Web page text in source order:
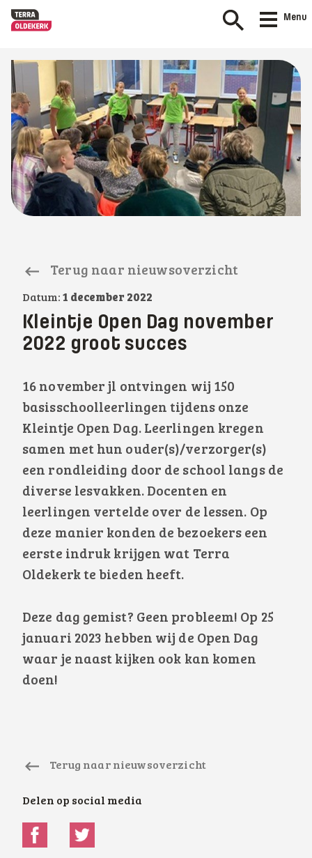
Menu
Terug naar nieuwsoverzicht
Datum: 1 december 2022
Kleintje Open Dag november
2022 groot succes
16 november jl ontvingen wij 150
basisschoolleerlingen tijdens onze
Kleintje Open Dag. Leerlingen kregen
samen met hun ouder(s)/verzorger(s)
een rondleiding door de school langs de
diverse lesvakken. Docenten en
leerlingen vertelde over de lessen. Op
deze manier konden de bezoekers een
eerste indruk krijgen wat Terra
Oldekerk te bieden heeft.
Deze dag gemist? Geen probleem! Op 25
januari 2023 hebben wij de Open Dag
waar je naast kijken ook kan komen
doen!
Terug naar nieuwsoverzicht
Delen op social media